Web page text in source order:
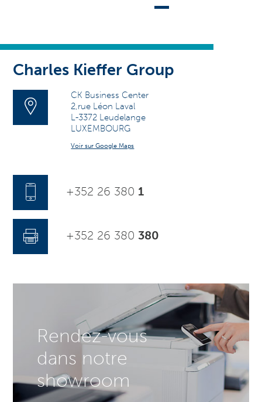
Charles Kieffer Group
CK Business Center
2,rue Léon Laval
L-3372 Leudelange
LUXEMBOURG
Voir sur Google Maps
+352 26 380 1
+352 26 380 380
Rendez-vous
dans notre
showroom